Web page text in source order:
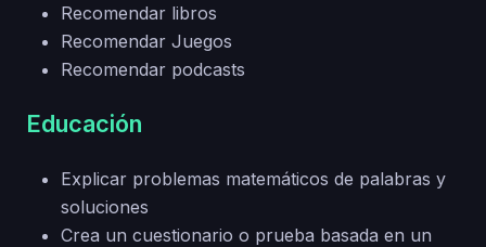
Recomendar libros
Recomendar Juegos
Recomendar podcasts
Educación
Explicar problemas matemáticos de palabras y
soluciones
Crea un cuestionario o prueba basada en un